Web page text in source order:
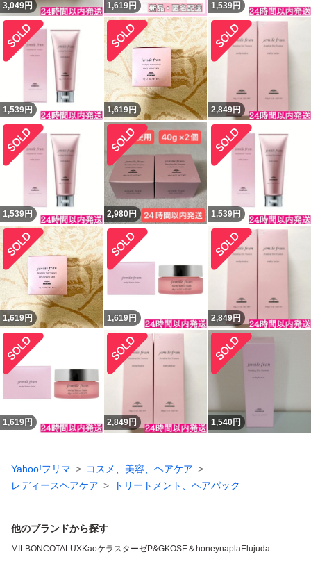
3,049円 1,619円 1,539円
1,539円 1,619円 2,849円
1,539円 2,980円 1,539円
1,619円 1,619円 2,849円
1,619円 2,849円 1,540円
Yahoo!フリマ
コスメ、美容、ヘアケア
レディースヘアケア
トリートメント、ヘアパック
他のブランドから探す
MILBONCOTALUXKaoケラスターゼP&GKOSE＆honeynaplaElujuda